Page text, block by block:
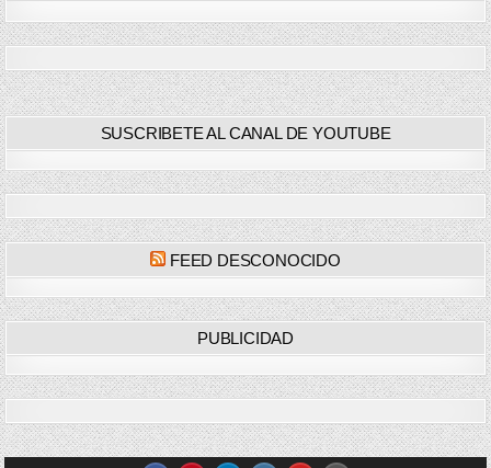
SUSCRIBETE AL CANAL DE YOUTUBE
FEED DESCONOCIDO
PUBLICIDAD